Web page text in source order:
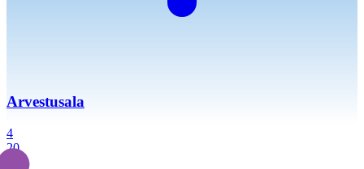
Arvestusala
4
20